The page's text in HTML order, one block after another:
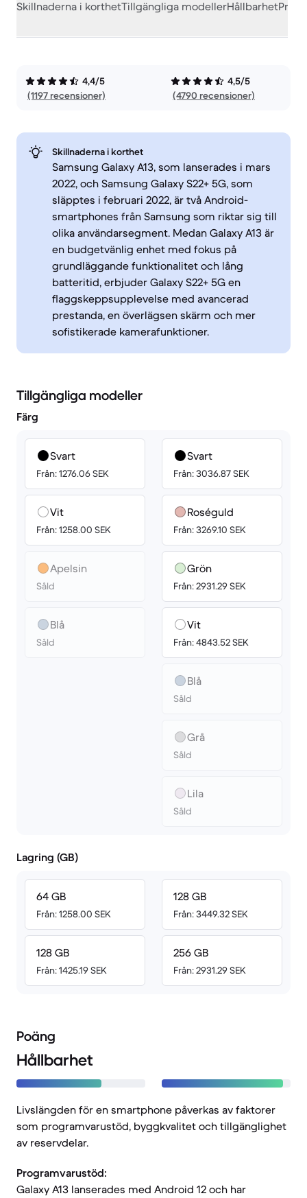
Skillnaderna i korthetTillgängliga modellerHållbarhet
4,4/5
(1197 recensioner)
4,5/5
(4790 recensioner)
Skillnaderna i korthet
Samsung Galaxy A13, som lanserades i mars
2022, och Samsung Galaxy S22+ 5G, som
släpptes i februari 2022, är två Android-
smartphones från Samsung som riktar sig till
olika användarsegment. Medan Galaxy A13 är
en budgetvänlig enhet med fokus på
grundläggande funktionalitet och lång
batteritid, erbjuder Galaxy S22+ 5G en
flaggskeppsupplevelse med avancerad
prestanda, en överlägsen skärm och mer
sofistikerade kamerafunktioner.
Tillgängliga modeller
Färg
Svart
Från: 1276.06 SEK
Vit
Från: 1258.00 SEK
Apelsin
Såld
Blå
Såld
Svart
Från: 3036.87 SEK
Roséguld
Från: 3269.10 SEK
Grön
Från: 2931.29 SEK
Vit
Från: 4843.52 SEK
Blå
Såld
Grå
Såld
Lila
Såld
Lagring (GB)
64 GB
Från: 1258.00 SEK
128 GB
Från: 1425.19 SEK
128 GB
Från: 3449.32 SEK
256 GB
Från: 2931.29 SEK
Poäng
Hållbarhet
Livslängden för en smartphone påverkas av faktorer
som programvarustöd, byggkvalitet och tillgänglighet
av reservdelar.
Programvarustöd:
Galaxy A13 lanserades med Android 12 och har